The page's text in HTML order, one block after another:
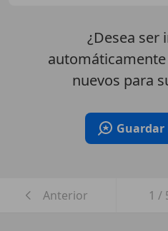
¿Desea ser
nuevos para
Guardar
Anterior 1 /